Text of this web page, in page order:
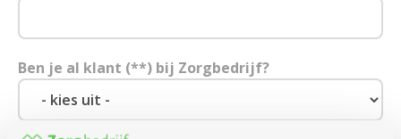
Ben je al klant (**) bij Zorgbedrijf?